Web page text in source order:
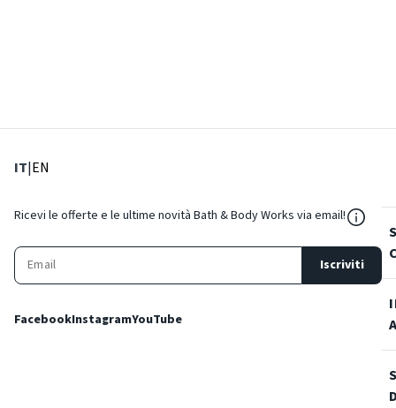
IT: Lingua corrente
|EN
Ricevi le offerte e le ultime novità Bath & Body Works via email!
Iscriviti
FacebookInstagramYouTube